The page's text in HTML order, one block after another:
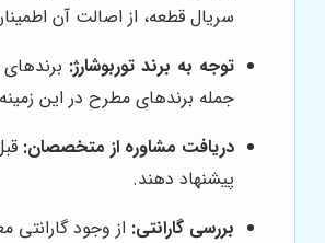
سریال قطعه، از اصالت آن
توجه به برند توربوشارژ:
جمله برندهای مطرح در این
دریافت مشاوره از متخصصان:
پیشنهاد دهند.
بررسی گارانتی: از وجود گارانتی